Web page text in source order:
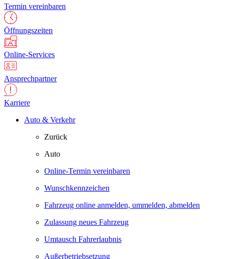
Termin vereinbaren
Öffnungszeiten
Online-Services
Ansprechpartner
Karriere
Auto & Verkehr
Zurück
Auto
Online-Termin vereinbaren
Wunschkennzeichen
Fahrzeug online anmelden, ummelden, abmelden
Zulassung neues Fahrzeug
Umtausch Fahrerlaubnis
Außerbetriebsetzung